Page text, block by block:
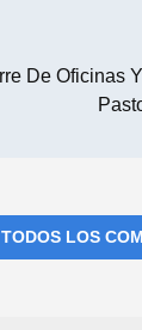
De Oficinas
LOS